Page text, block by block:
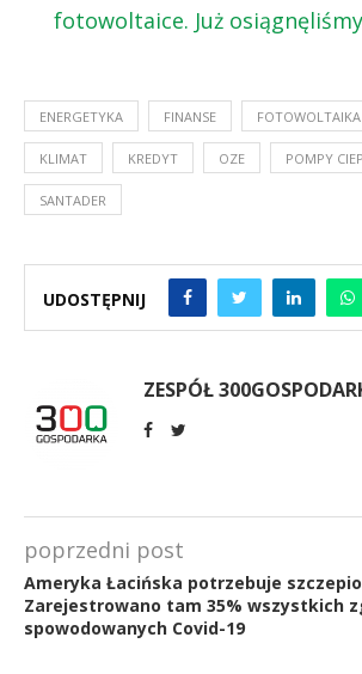
fotowoltaice. Już
ENERGETYKA FINANSE FOTOWOLTAIKA
KLIMAT KREDYT OZE POMPY
SANTADER
UDOSTĘPNIJ
ZESPÓŁ
poprzedni post
Ameryka Łacińska potrzebuje
Zarejestrowano tam 35% wszystkich
spowodowanych Covid-19